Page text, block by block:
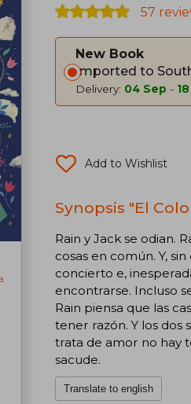
57
New Book
Imported to
Delivery: 04 Sep -
Add to Wishlist
Synopsis "El
Rain y Jack se odian.
cosas en común. Y,
concierto e,
encontrarse. Incluso
Rain piensa que las
tener razón. Y los dos
trata de amor no hay
sacude.
Translate to english